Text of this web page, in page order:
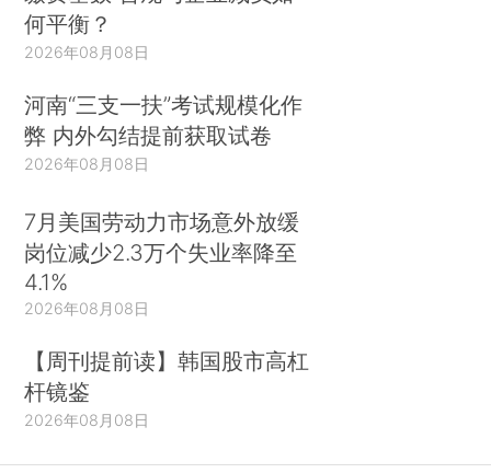
何平衡？
2026年08月08日
河南“三支一扶”考试规模化作
弊 内外勾结提前获取试卷
2026年08月08日
7月美国劳动力市场意外放缓
岗位减少2.3万个失业率降至
4.1%
2026年08月08日
【周刊提前读】韩国股市高杠
杆镜鉴
2026年08月08日